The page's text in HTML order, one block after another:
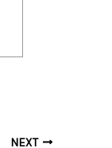
NEXT